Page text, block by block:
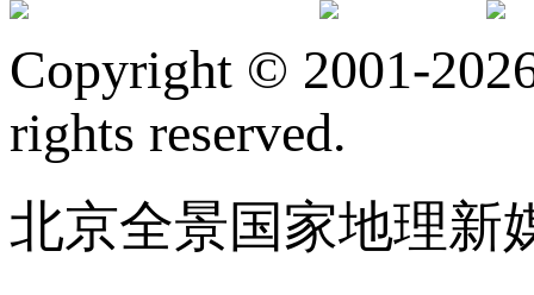
Copyright © 2001-
rights reserved.
北京全景国家地理新